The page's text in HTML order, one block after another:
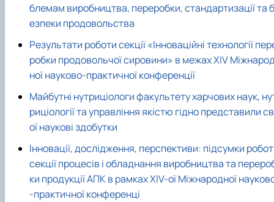
блемам виробництва, переробки, стандартизації та б
езпеки продовольства
Результати роботи секції «Інноваційні технології
робки продовольчої сировини» в межах ХІV
ної науково-практичної конференції
Майбутні нутриціологи факультету харчових наук,
риціології та управління якістю гідно представили св
ої наукові здобутки
Інновації, дослідження, перспективи: підсумки
секції процесів і обладнання виробництва та
ки продукції АПК в рамках XIV-ої Міжнародної
-практичної конференці